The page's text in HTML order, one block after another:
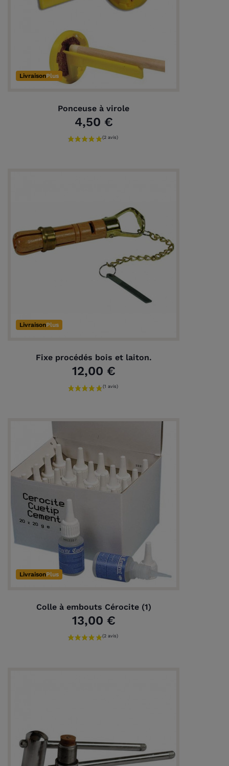
LivraisonPlus
Ponceuse à virole
4,50 €
LivraisonPlus
Fixe procédés bois et laiton.
12,00 €
LivraisonPlus
Colle à embouts Cérocite (1)
13,00 €